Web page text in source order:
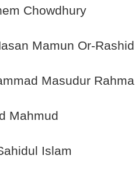
Chowdhury
Mamun Or-Rashid
Masudur
Mahmud
Islam